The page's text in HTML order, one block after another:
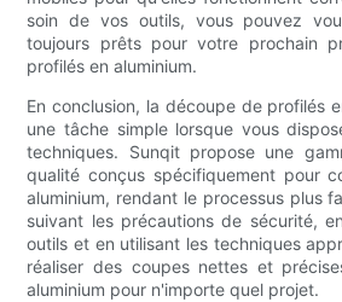
soin de vos outils, vous pouvez
toujours prêts pour votre prochain
profilés en aluminium.
En conclusion, la découpe de profilés
une tâche simple lorsque vous
techniques. Sunqit propose une
qualité conçus spécifiquement pour
aluminium, rendant le processus plus
suivant les précautions de sécurité,
outils et en utilisant les techniques
réaliser des coupes nettes et
aluminium pour n'importe quel projet.